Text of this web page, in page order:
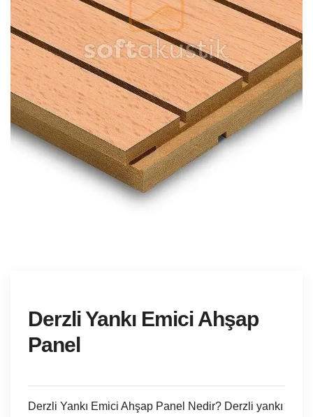
Derzli Yankı Emici Ahşap
Panel
Derzli Yankı Emici Ahşap Panel Nedir? Derzli yankı